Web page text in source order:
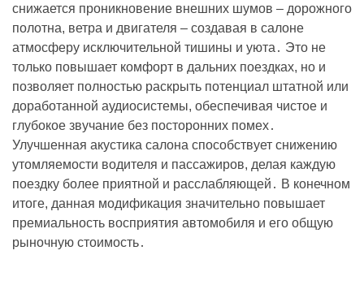
снижается проникновение внешних шумов – дорожного
полотна, ветра и двигателя – создавая в салоне
атмосферу исключительной тишины и уюта․ Это не
только повышает комфорт в дальних поездках, но и
позволяет полностью раскрыть потенциал штатной или
доработанной аудиосистемы, обеспечивая чистое и
глубокое звучание без посторонних помех․
Улучшенная акустика салона способствует снижению
утомляемости водителя и пассажиров, делая каждую
поездку более приятной и расслабляющей․ В конечном
итоге, данная модификация значительно повышает
премиальность восприятия автомобиля и его общую
рыночную стоимость․